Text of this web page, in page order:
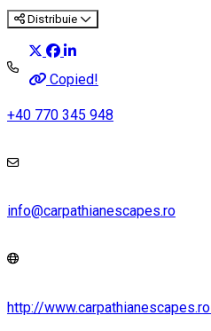
Distribuie
Copied!
+40 770 345 948
info@carpathianescapes.ro
http://www.carpathianescapes.ro